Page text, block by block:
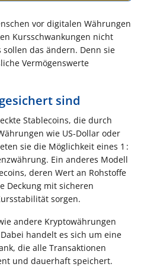
vor digitalen Währungen
Kursschwankungen nicht
das ändern. Denn sie
Vermögenswerte
sind
Stable­coins, die durch
wie US-Dollar oder
sie die Möglichkeit eines 1 :
Ein anderes Modell
deren Wert an Rohstoffe
Deckung mit sicheren
sorgen.
andere Kryptowährungen
handelt es sich um eine
die alle Transaktionen
und dauerhaft speichert.